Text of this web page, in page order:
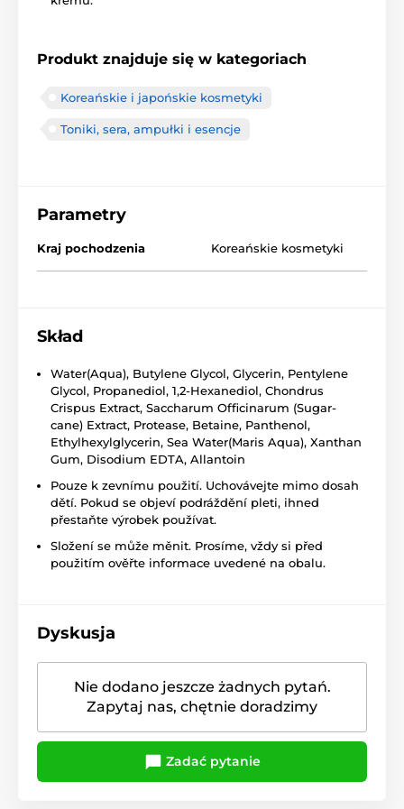
Produkt znajduje się w kategoriach
Koreańskie i japońskie kosmetyki
Toniki, sera, ampułki i esencje
Parametry
Kraj pochodzenia Koreańskie kosmetyki
Skład
Water(Aqua), Butylene Glycol, Glycerin, Pentylene
Glycol, Propanediol, 1,2-Hexanediol, Chondrus
Crispus Extract, Saccharum Officinarum (Sugar-
cane) Extract, Protease, Betaine, Panthenol,
Ethylhexylglycerin, Sea Water(Maris Aqua), Xanthan
Gum, Disodium EDTA, Allantoin
Pouze k zevnímu použití. Uchovávejte mimo dosah
dětí. Pokud se objeví podráždění pleti, ihned
přestaňte výrobek používat.
Složení se může měnit. Prosíme, vždy si před
použitím ověřte informace uvedené na obalu.
Dyskusja
Nie dodano jeszcze żadnych pytań.
Zapytaj nas, chętnie doradzimy
Zadać pytanie